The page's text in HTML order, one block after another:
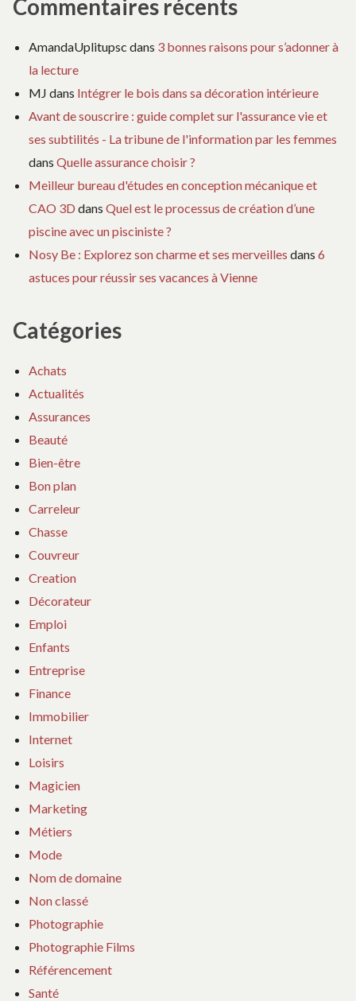
Commentaires récents
AmandaUplitupsc dans 3 bonnes raisons pour s’adonner à
la lecture
MJ dans Intégrer le bois dans sa décoration intérieure
Avant de souscrire : guide complet sur l'assurance vie et
ses subtilités - La tribune de l'information par les femmes
dans Quelle assurance choisir ?
Meilleur bureau d'études en conception mécanique et
CAO 3D dans Quel est le processus de création d’une
piscine avec un pisciniste ?
Nosy Be : Explorez son charme et ses merveilles dans 6
astuces pour réussir ses vacances à Vienne
Catégories
Achats
Actualités
Assurances
Beauté
Bien-être
Bon plan
Carreleur
Chasse
Couvreur
Creation
Décorateur
Emploi
Enfants
Entreprise
Finance
Immobilier
Internet
Loisirs
Magicien
Marketing
Métiers
Mode
Nom de domaine
Non classé
Photographie
Photographie Films
Référencement
Santé